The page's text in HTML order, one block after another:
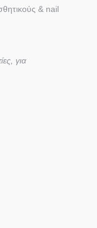
& nail
για